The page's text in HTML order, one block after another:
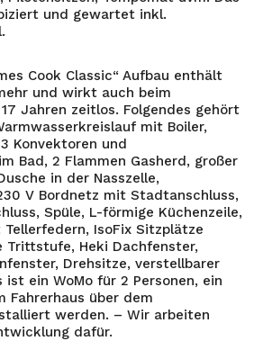
und gewartet inkl.
Cook Classic“ Aufbau enthält
und wirkt auch beim
Jahren zeitlos. Folgendes gehört
mit Boiler,
Konvektoren und
Bad, 2 Flammen Gasherd, großer
in der Nasszelle,
V Bordnetz mit Stadtanschluss,
Spüle, L-förmige Küchenzeile,
IsoFix Sitzplätze
Trittstufe, Heki Dachfenster,
Drehsitze, verstellbarer
ist ein WoMo für 2 Personen, ein
Fahrerhaus über dem
werden. – Wir arbeiten
dafür.